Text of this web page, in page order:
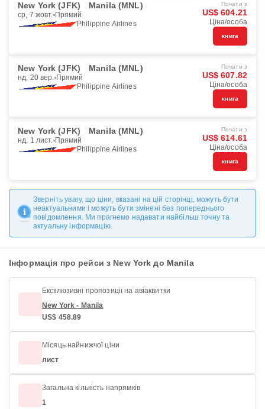
New York (JFK) Manila (MNL)
ср, 7 жовт. Прямий
Philippine Airlines
Почати з
US$ 604.21
Ціна/особа
книга
New York (JFK) Manila (MNL)
нд, 20 вер. Прямий
Philippine Airlines
Почати з
US$ 607.82
Ціна/особа
книга
New York (JFK) Manila (MNL)
нд, 1 лист. Прямий
Philippine Airlines
Почати з
US$ 614.61
Ціна/особа
книга
Зверніть увагу, що ціни, вказані на цій сторінці, можуть бути
неактуальними і можуть бути змінені без попереднього
повідомлення. Ми прагнемо надавати найбільш точну та
актуальну інформацію.
Інформація про рейси з New York до Manila
Ексклюзивні пропозиції на авіаквитки
New York - Manila
US$ 458.89
Місяць найнижчої ціни
лист
Загальна кількість напрямків
1